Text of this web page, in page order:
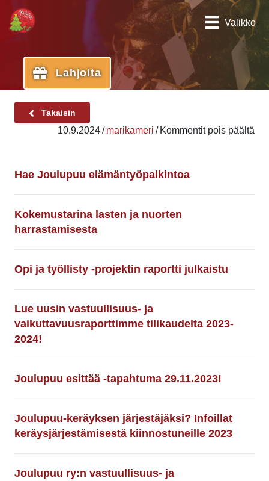
Valikko
Lahjoita
Takaisin
10.9.2024/ marikameri / Kommentit pois päältä
Hae Joulupuu elämäntyöpalkintoa
Kokemustarina lasten ja nuorten
harrastamisesta
Opi ja työllisty -projektin raportti julkaistu
Lue uusin vastuullisuus- ja
vaikuttavuusraporttimme tilikaudelta 2023-
2024!
Joulupuu esittää -tapahtuma 29.11.2023!
Joulupuu-keräyksen järjestäjäksi? Infoillat
keräysjärjestämisestä kiinnostuneille 2023
Joulupuu ry:n vastuullisuus- ja